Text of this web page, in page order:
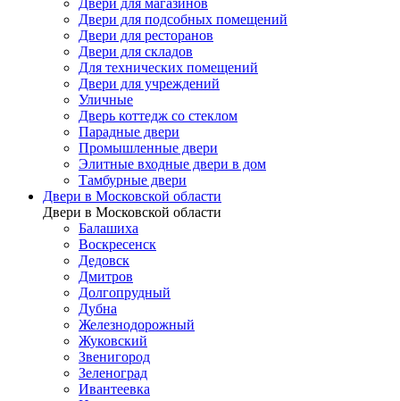
Двери для магазинов
Двери для подсобных помещений
Двери для ресторанов
Двери для складов
Для технических помещений
Двери для учреждений
Уличные
Дверь коттедж со стеклом
Парадные двери
Промышленные двери
Элитные входные двери в дом
Тамбурные двери
Двери в Московской области
Двери в Московской области
Балашиха
Воскресенск
Дедовск
Дмитров
Долгопрудный
Дубна
Железнодорожный
Жуковский
Звенигород
Зеленоград
Ивантеевка